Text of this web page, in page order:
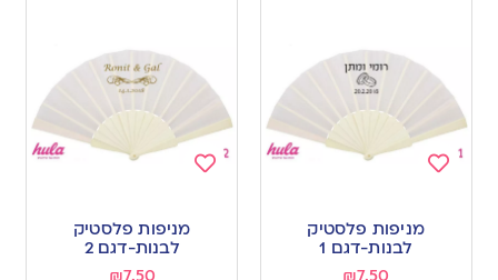
wishlist
מניפות פלסטיק
לבנות-דגם 1
₪7.50
wishlist
מניפות פלסטיק
לבנות-דגם 2
₪7.50